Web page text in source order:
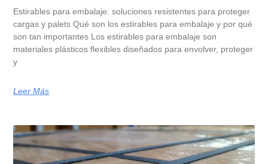
Estirables para embalaje: soluciones resistentes para proteger
cargas y palets Qué son los estirables para embalaje y por qué
son tan importantes Los estirables para embalaje son
materiales plásticos flexibles diseñados para envolver, proteger
y
Leer Más